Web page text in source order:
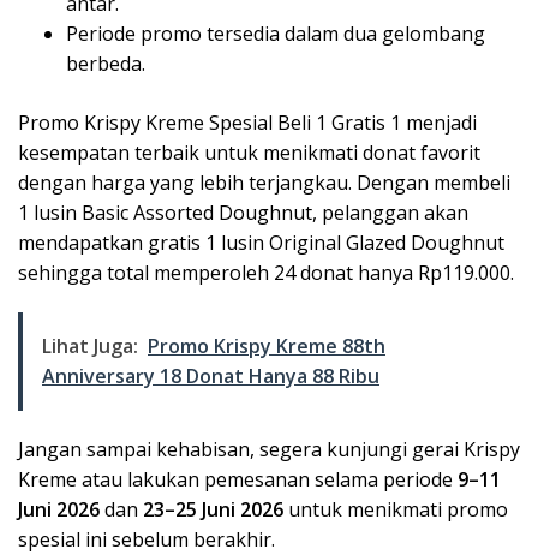
Periode promo tersedia dalam dua gelombang
berbeda.
Promo Krispy Kreme Spesial Beli 1 Gratis 1 menjadi
kesempatan terbaik untuk menikmati donat favorit
dengan harga yang lebih terjangkau. Dengan membeli
1 lusin Basic Assorted Doughnut, pelanggan akan
mendapatkan gratis 1 lusin Original Glazed Doughnut
sehingga total memperoleh 24 donat hanya Rp119.000.
Lihat Juga: Promo Krispy Kreme 88th
Anniversary 18 Donat Hanya 88 Ribu
Jangan sampai kehabisan, segera kunjungi gerai Krispy
Kreme atau lakukan pemesanan selama periode 9–11
Juni 2026dan 23–25 Juni 2026 untuk menikmati promo
spesial ini sebelum berakhir.